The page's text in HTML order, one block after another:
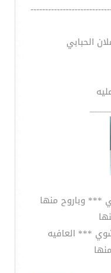
الحبابي
*** وباروح منها
*** العافيه